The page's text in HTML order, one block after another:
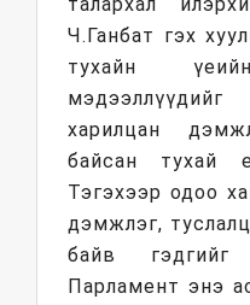
талархал
Ч.Ганбат гэх
тухайн
харилцан
байсан тухай
Тэгэхээр одоо
дэмжлэг,
байв гэдгийг
Парламент энэ